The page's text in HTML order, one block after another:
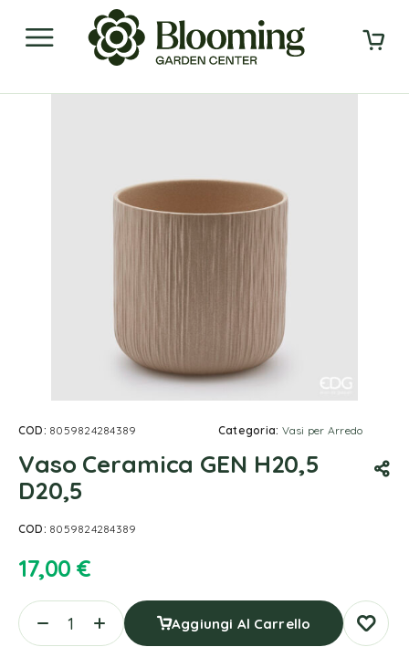
COD: 8059824284389 Categoria: Vasi per Arredo
Vaso Ceramica GEN H20,5
D20,5
COD: 8059824284389
17,00 €
Aggiungi Al Carrello